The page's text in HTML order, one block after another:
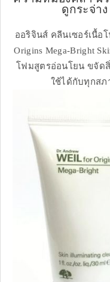
ดูกระจ่า
ออริจินส์ คลีนเซอร์เนื้อ
Origins Mega-Bright
โฟมสูตรอ่อนโยน ขจัดสิ่
ใช้ได้กับทุกสภ